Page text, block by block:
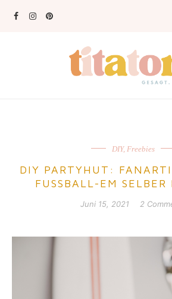
DIY, Freebies
DIY PARTYHUT:
FUSSBALL-EM SELBER
Juni 15, 2021 2